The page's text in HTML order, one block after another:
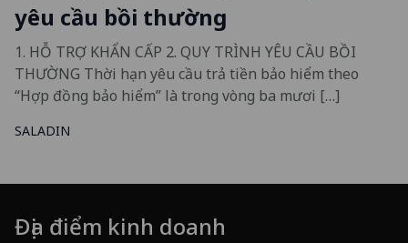
yêu cầu bồi thường
1. HỖ TRỢ KHẨN CẤP 2. QUY TRÌNH YÊU CẦU BỒI
THƯỜNG Thời hạn yêu cầu trả tiền bảo hiểm theo
“Hợp đồng bảo hiểm” là trong vòng ba mươi […]
SALADIN
Địa điểm kinh doanh